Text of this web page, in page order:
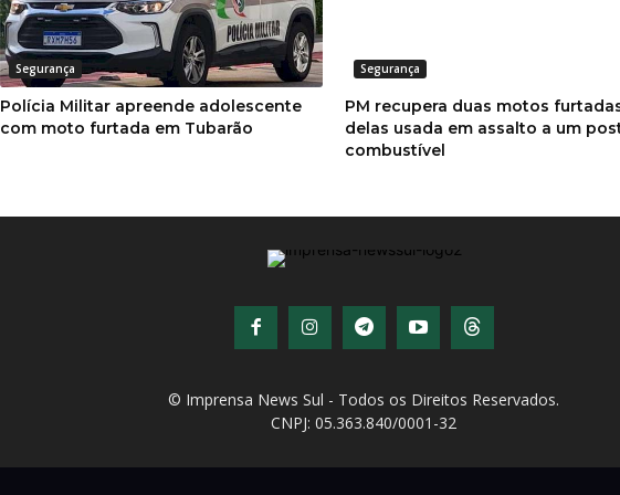
Segurança
Polícia Militar apreende adolescente
com moto furtada em Tubarão
Segurança
PM recupera duas motos
delas usada em assalto a um
combustível
© Imprensa News Sul - Todos os Direitos Reservados.
CNPJ: 05.363.840/0001-32